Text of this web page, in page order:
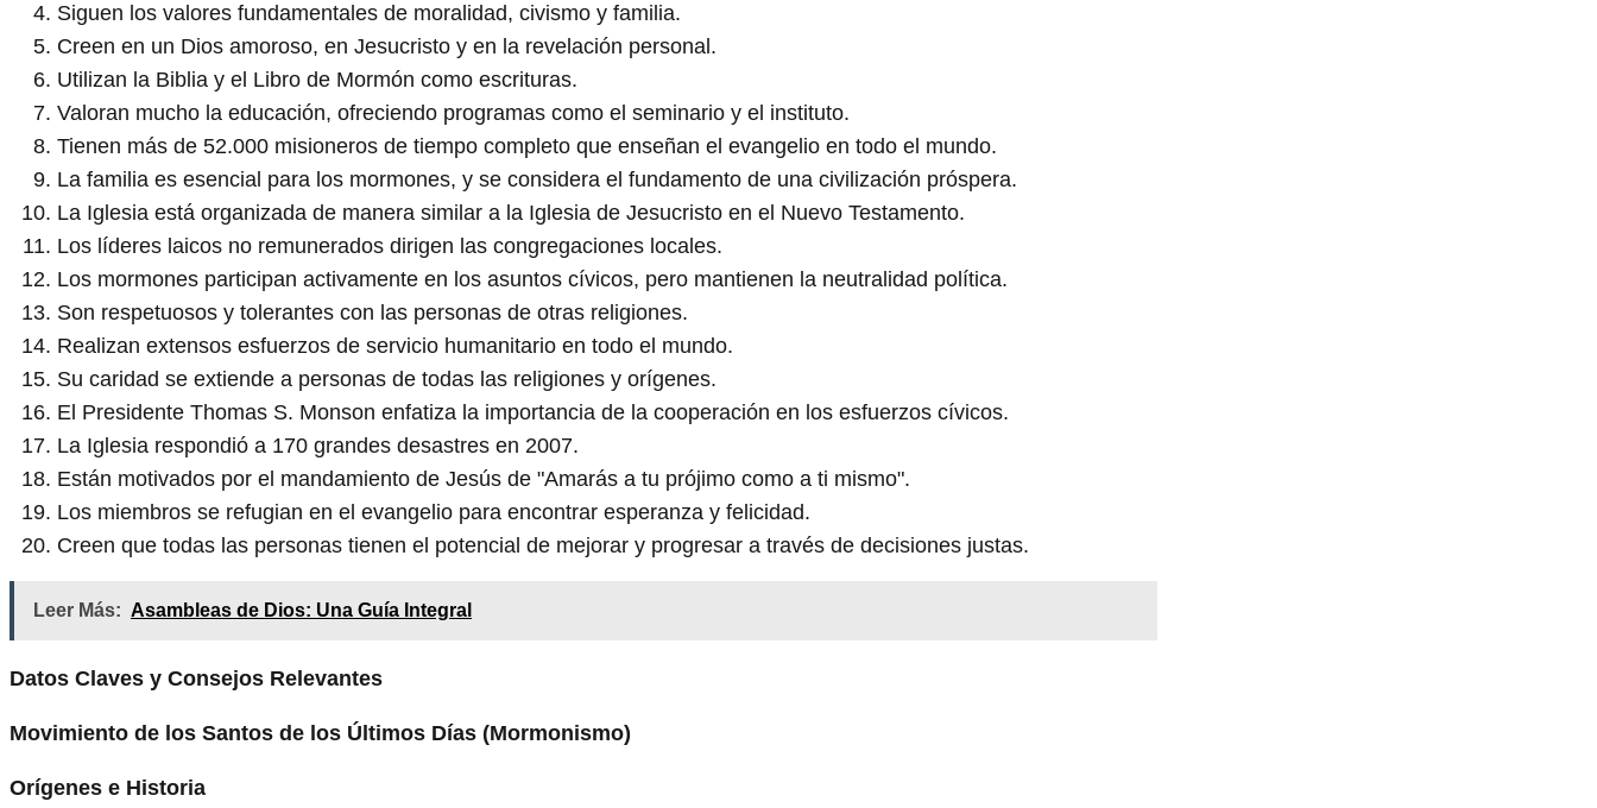
Siguen los valores fundamentales de moralidad, civismo y familia.
Creen en un Dios amoroso, en Jesucristo y en la revelación personal.
Utilizan la Biblia y el Libro de Mormón como escrituras.
Valoran mucho la educación, ofreciendo programas como el seminario y el instituto.
Tienen más de 52.000 misioneros de tiempo completo que enseñan el evangelio en todo el mundo.
La familia es esencial para los mormones, y se considera el fundamento de una civilización próspera.
La Iglesia está organizada de manera similar a la Iglesia de Jesucristo en el Nuevo Testamento.
Los líderes laicos no remunerados dirigen las congregaciones locales.
Los mormones participan activamente en los asuntos cívicos, pero mantienen la neutralidad política.
Son respetuosos y tolerantes con las personas de otras religiones.
Realizan extensos esfuerzos de servicio humanitario en todo el mundo.
Su caridad se extiende a personas de todas las religiones y orígenes.
El Presidente Thomas S. Monson enfatiza la importancia de la cooperación en los esfuerzos cívicos.
La Iglesia respondió a 170 grandes desastres en 2007.
Están motivados por el mandamiento de Jesús de "Amarás a tu prójimo como a ti mismo".
Los miembros se refugian en el evangelio para encontrar esperanza y felicidad.
Creen que todas las personas tienen el potencial de mejorar y progresar a través de decisiones justas.
Leer Más: Asambleas de Dios: Una Guía Integral
Datos Claves y Consejos Relevantes
Movimiento de los Santos de los Últimos Días (Mormonismo)
Orígenes e Historia